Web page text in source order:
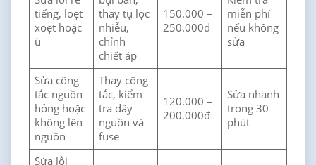
tiếng, loẹt
xoẹt hoặc
ù
thay tụ lọc
nhiễu,
chỉnh
chiết áp
150.000 –
250.000đ
miễn phí
nếu không
sửa
Sửa công
tắc nguồn
hỏng hoặc
không lên
nguồn
Thay công
tắc, kiểm
tra dây
nguồn và
fuse
120.000 –
200.000đ
Sửa nhanh
trong 30
phút
Sửa lỗi